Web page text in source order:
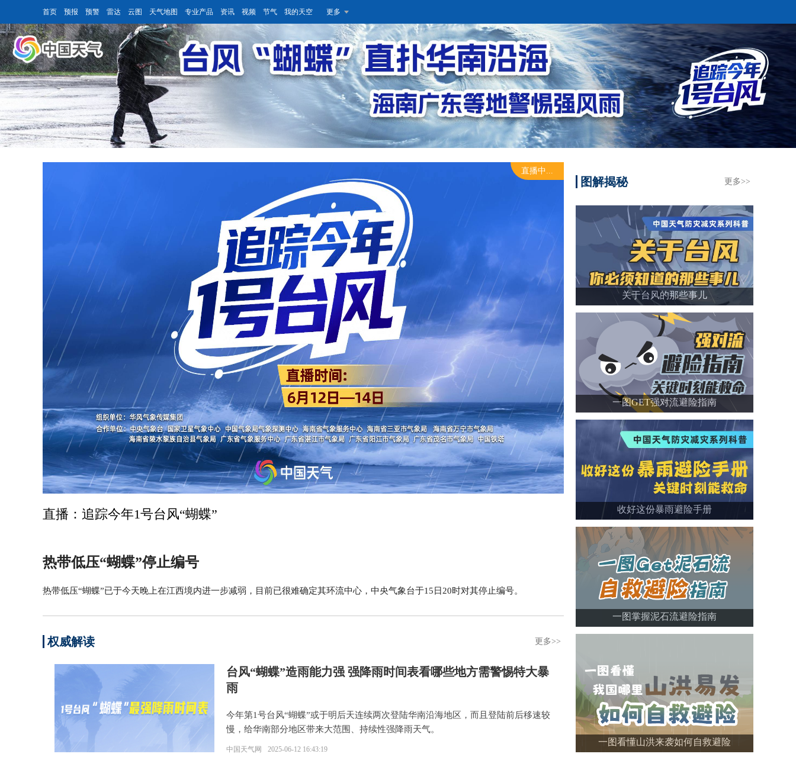
首页 预报 预警 雷达 云图 天气地图 专业产品 资讯 视频 节气 我的天空 更多
直播中...
直播：追踪今年1号台风“蝴蝶”
热带低压“蝴蝶”停止编号
热带低压“蝴蝶”已于今天晚上在江西境内进一步减弱，目前已很难确定其环流中心，中央气象台于15日20时对其停止编号。
权威解读 更多>>
台风“蝴蝶”造雨能力强 强降雨时间表看哪些地方需警惕特大暴
雨
今年第1号台风“蝴蝶”或于明后天连续两次登陆华南沿海地区，而且登陆前后移速较
慢，给华南部分地区带来大范围、持续性强降雨天气。
中国天气网 2025-06-12 16:43:19
图解揭秘 更多>>
关于台风的那些事儿
一图GET强对流避险指南
收好这份暴雨避险手册
一图掌握泥石流避险指南
一图看懂山洪来袭如何自救避险